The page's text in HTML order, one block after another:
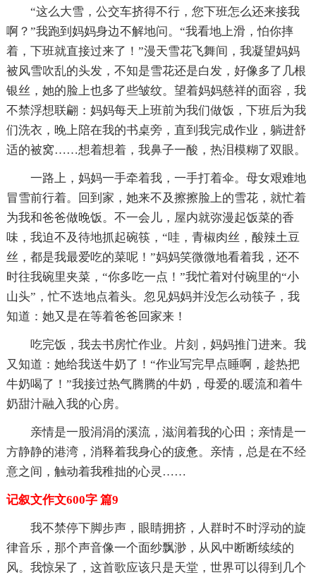
“这么大雪，公交车挤得不行，您下班怎么还来接我
啊？”我跑到妈妈身边不解地问。“我看地上滑，怕你摔
着，下班就直接过来了！”漫天雪花飞舞间，我凝望妈妈
被风雪吹乱的头发，不知是雪花还是白发，好像多了几根
银丝，她的脸上也多了些皱纹。望着妈妈慈祥的面容，我
不禁浮想联翩：妈妈每天上班前为我们做饭，下班后为我
们洗衣，晚上陪在我的书桌旁，直到我完成作业，躺进舒
适的被窝……想着想着，我鼻子一酸，热泪模糊了双眼。
一路上，妈妈一手牵着我，一手打着伞。母女艰难地
冒雪前行着。回到家，她来不及擦擦脸上的雪花，就忙着
为我和爸爸做晚饭。不一会儿，屋内就弥漫起饭菜的香
味，我迫不及待地抓起碗筷，“哇，青椒肉丝，酸辣土豆
丝，都是我最爱吃的菜呢！”妈妈笑微微地看着我，还不
时往我碗里夹菜，“你多吃一点！”我忙着对付碗里的“小
山头”，忙不迭地点着头。忽见妈妈并没怎么动筷子，我
知道：她又是在等着爸爸回家来！
吃完饭，我去书房忙作业。片刻，妈妈推门进来。我
又知道：她给我送牛奶了！“作业写完早点睡啊，趁热把
牛奶喝了！”我接过热气腾腾的牛奶，母爱的.暖流和着牛
奶甜汁融入我的心房。
亲情是一股涓涓的溪流，滋润着我的心田；亲情是一
方静静的港湾，消释着我身心的疲惫。亲情，总是在不经
意之间，触动着我稚拙的心灵……
记叙文作文600字 篇9
我不禁停下脚步声，眼睛拥挤，人群时不时浮动的旋
律音乐，那个声音像一个面纱飘渺，从风中断断续续的
风。我惊呆了，这首歌应该只是天堂，世界可以得到几个